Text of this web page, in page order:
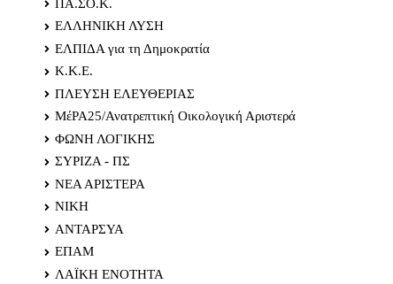
ΠΑ.ΣΟ.Κ.
ΕΛΛΗΝΙΚΗ ΛΥΣΗ
ΕΛΠΙΔΑ για τη Δημοκρατία
Κ.Κ.Ε.
ΠΛΕΥΣΗ ΕΛΕΥΘΕΡΙΑΣ
ΜέΡΑ25/Ανατρεπτική Οικολογική Αριστερά
ΦΩΝΗ ΛΟΓΙΚΗΣ
ΣΥΡΙΖΑ - ΠΣ
ΝΕΑ ΑΡΙΣΤΕΡΑ
ΝΙΚΗ
ΑΝΤΑΡΣΥΑ
ΕΠΑΜ
ΛΑΪΚΗ ΕΝΟΤΗΤΑ